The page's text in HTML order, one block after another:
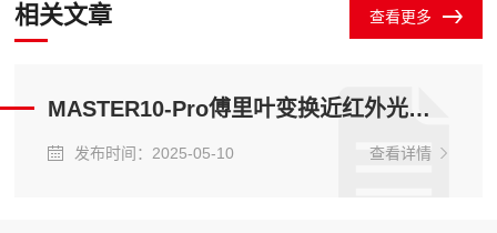
相关文章 查看更多
MASTER10-Pro傅里叶变换近红外光谱仪-在线8通道
发布时间：2025-05-10 查看详情